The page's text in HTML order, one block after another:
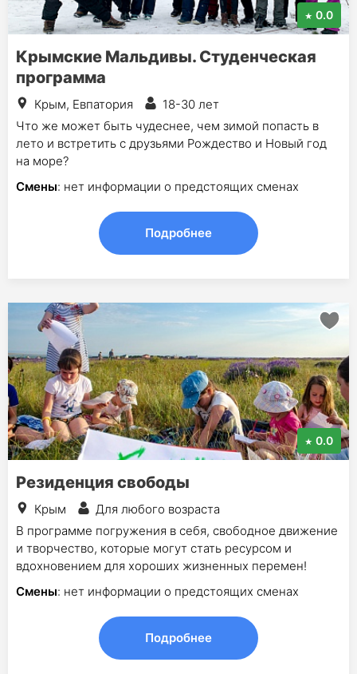
0.0
Крымские Мальдивы. Студенческая
программа
Крым, Евпатория
18-30 лет
Что же может быть чудеснее, чем зимой попасть в
лето и встретить с друзьями Рождество и Новый год
на море?
Смены: нет информации о предстоящих сменах
Подробнее
0.0
Резиденция свободы
Крым
Для любого возраста
В программе погружения в себя, свободное движение
и творчество, которые могут стать ресурсом и
вдохновением для хороших жизненных перемен!
Смены: нет информации о предстоящих сменах
Подробнее